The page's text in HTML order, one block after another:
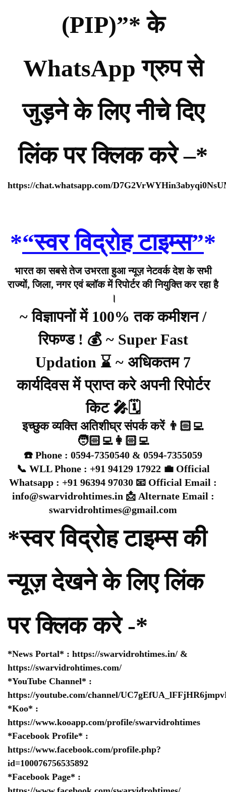
(PIP)”* के
WhatsApp ग्रुप से
जुड़ने के लिए नीचे दिए
लिंक पर क्लिक करे –*
https://chat.whatsapp.com/
*“स्वर विद्रोह टाइम्स”*
भारत का सबसे तेज उभरता हुआ न्यूज़ नेटवर्क देश के सभी
राज्यों, जिला, नगर एवं ब्लॉक में रिपोर्टर की नियुक्ति कर रहा है
।
~ विज्ञापनों में 100% तक कमीशन /
रिफण्ड ! 💰 ~ Super Fast
Updation ⌛ ~ अधिकतम 7
कार्यदिवस में प्राप्त करे अपनी रिपोर्टर
किट 🎤🗓️
इच्छुक व्यक्ति अतिशीघ्र संपर्क करें 👨🏻‍💻
🧑🏻‍💻👩🏻‍💻
☎️ Phone : 0594-7350540 & 0594-7355059
📞 WLL Phone : +91 94129 17922 💼 Official
Whatsapp : +91 96394 97030 📧 Official Email :
info@swarvidrohtimes.in 📩 Alternate Email :
swarvidrohtimes@gmail.com
*स्वर विद्रोह टाइम्स की
न्यूज़ देखने के लिए लिंक
पर क्लिक करे -*
*News Portal* : https://swarvidrohtimes.in/ &
https://swarvidrohtimes.com/
*YouTube Channel* :
https://youtube.com/channel/
*Koo* :
https://www.kooapp.com/profile/swarvidrohtimes
*Facebook Profile* :
https://www.facebook.com/profile.php?
id=100076756535892
*Facebook Page* :